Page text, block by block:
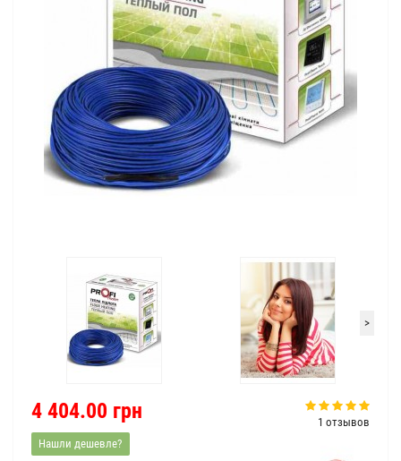
>
1 отзывов
4 404.00 грн
Нашли дешевле?